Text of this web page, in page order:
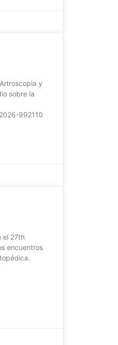
y
sobre la
992110
el 27th
encuentros